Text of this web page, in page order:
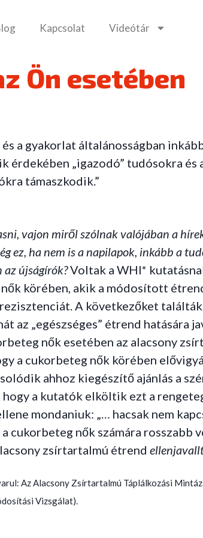
Kapcsolat Videótár
Ön esetében
a gyakorlat általánosságban
érdekében „igazodó” tudósokra
támaszkodik.”
vajon miről szólnak valójában a
ez, ha nem is a napilapok, inkább a
újságírók?Voltak a WHI*
körében, akik a módosított
A következőket
az „egészséges” étrend hatására
nők esetében az alacsony
a cukorbeteg nők körében
ahhoz kiegészítő ajánlás a
hogy a kutatók elköltik ezt a
mondaniuk: „… hacsak nem
a cukorbeteg nők számára rosszabb
zsírtartalmú étrend
Az Alacsony Zsírtartalmú Táplálkozási
Vizsgálat).